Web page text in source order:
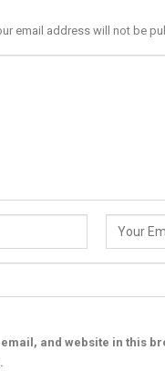
email address will not be
email, and website in this